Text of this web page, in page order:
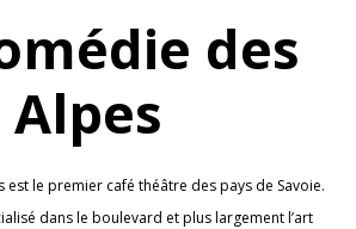
des
Alpes
est le premier café théâtre des pays de Savoie.
dans le boulevard et plus largement l’art